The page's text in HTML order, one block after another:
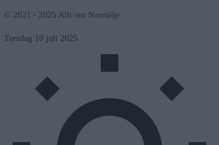
© 2021 - 2025 Allt om Norrtälje
Torsdag 10 juli 2025